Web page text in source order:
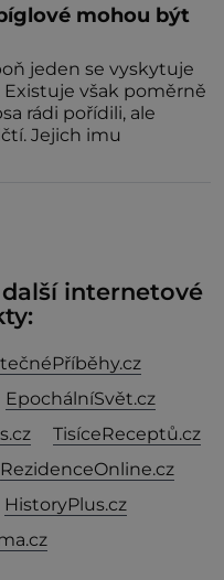
mohou být
jeden se vyskytuje
však poměrně
rádi pořídili, ale
Jejich imu
internetové
EpochálníSvět.cz
TisíceReceptů.cz
RezidenceOnline.cz
HistoryPlus.cz